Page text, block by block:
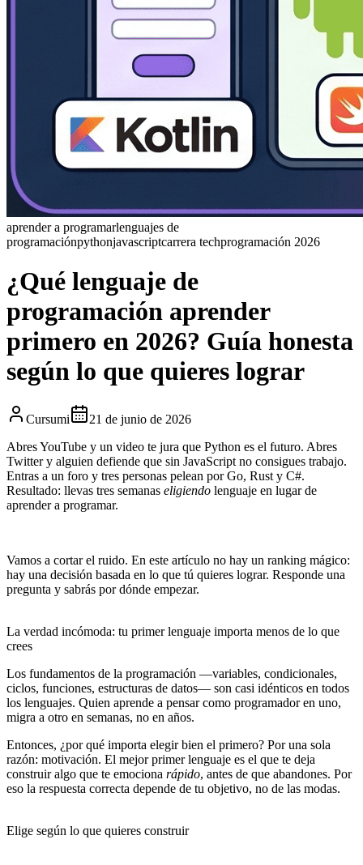
aprender a programarlenguajes de
programaciónpythonjavascriptcarrera techprogramación 2026
¿Qué lenguaje de
programación aprender
primero en 2026? Guía honesta
según lo que quieres lograr
Cursumi
21 de junio de 2026
Abres YouTube y un video te jura que Python es el futuro. Abres
Twitter y alguien defiende que sin JavaScript no consigues trabajo.
Entras a un foro y tres personas pelean porGo, Rust y C#.
Resultado: llevas tres semanas eligiendo lenguaje en lugar de
aprender a programar.
Vamos a cortar el ruido. En este artículo no hay un ranking mágico:
hay una decisión basada en lo que tú quieres lograr. Responde una
pregunta y sabrás por dónde empezar.
La verdad incómoda: tu primer lenguaje importa menos de lo que
crees
Los fundamentos de la programación —variables, condicionales,
ciclos, funciones, estructuras de datos— son casi idénticos en todos
los lenguajes. Quien aprende a pensar como programador en uno,
migra a otro en semanas, no en años.
Entonces, ¿por qué importa elegir bien el primero? Por una sola
razón: motivación. El mejor primer lenguaje es el que te deja
construir algo que te emociona rápido, antes de que abandones. Por
eso la respuesta correcta depende de tu objetivo, no de las modas.
Elige según lo que quieres construir